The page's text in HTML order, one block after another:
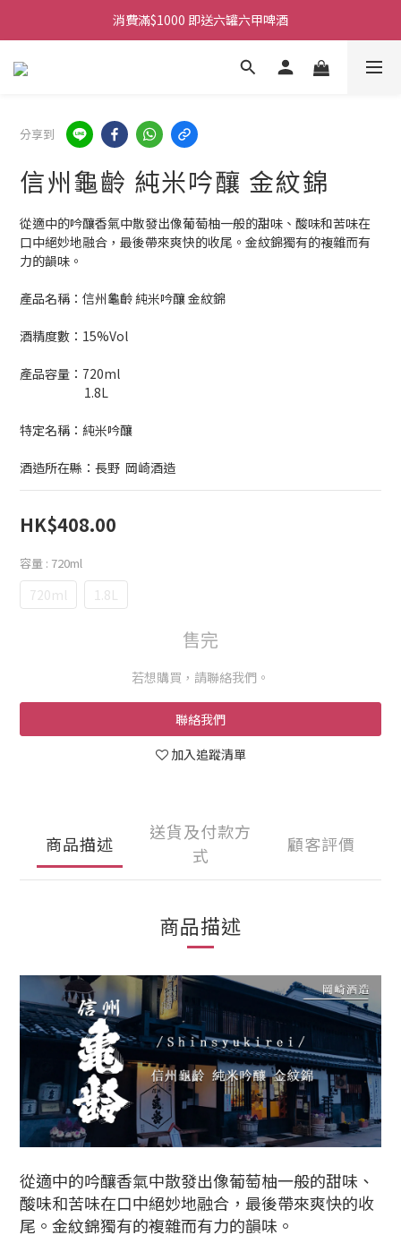
購物滿$380免運費。工作日 14:00截單, 翌日順豐凍運派送。
消費滿$1000 即送六罐六甲啤酒
購物滿$380免運費。工作日 14:00截單, 翌日順豐凍運派送。
分享到
信州龜齡 純米吟釀 金紋錦
從適中的吟釀香氣中散發出像葡萄柚一般的甜味、酸味和苦味在
口中絕妙地融合，最後帶來爽快的收尾。金紋錦獨有的複雜而有
力的韻味。
產品名稱：信州龜齡 純米吟釀 金紋錦
酒精度數：15%Vol
產品容量：720ml
                        1.8L
特定名稱：純米吟釀
酒造所在縣：長野  岡崎酒造
HK$408.00
容量 : 720ml
720ml 1.8L
售完
若想購買，請聯絡我們。
聯絡我們
加入追蹤清單
商品描述
送貨及付款方
式
顧客評價
商品描述
從適中的吟釀香氣中散發出像葡萄柚一般的甜味、
酸味和苦味在口中絕妙地融合，最後帶來爽快的收
尾。金紋錦獨有的複雜而有力的韻味。